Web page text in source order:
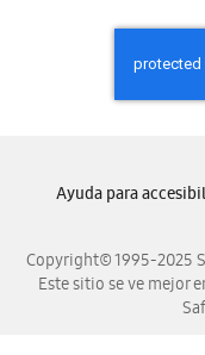
Copyright© 1995-2025
Este sitio se ve mejor
Ayuda para